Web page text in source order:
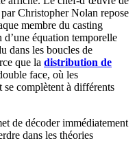
Christopher Nolan repose
membre du casting
équation temporelle
dans les boucles de
que la distribution de
face, où les
se complètent à différents
de décoder immédiatement
dans les théories